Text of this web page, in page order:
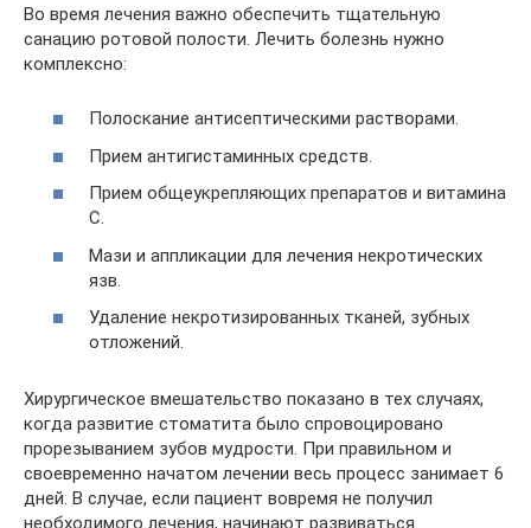
Во время лечения важно обеспечить тщательную
санацию ротовой полости. Лечить болезнь нужно
комплексно:
Полоскание антисептическими растворами.
Прием антигистаминных средств.
Прием общеукрепляющих препаратов и витамина
С.
Мази и аппликации для лечения некротических
язв.
Удаление некротизированных тканей, зубных
отложений.
Хирургическое вмешательство показано в тех случаях,
когда развитие стоматита было спровоцировано
прорезыванием зубов мудрости. При правильном и
своевременно начатом лечении весь процесс занимает 6
дней. В случае, если пациент вовремя не получил
необходимого лечения, начинают развиваться